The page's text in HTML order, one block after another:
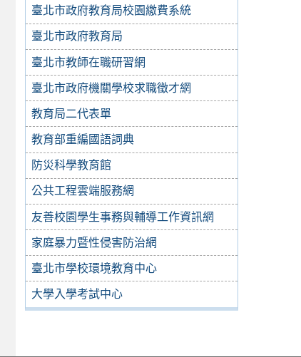
臺北市政府教育局校園繳費系統
臺北市政府教育局
臺北市教師在職研習網
臺北市政府機關學校求職徵才網
教育局二代表單
教育部重編國語詞典
防災科學教育館
公共工程雲端服務網
友善校園學生事務與輔導工作資訊網
家庭暴力暨性侵害防治網
臺北市學校環境教育中心
大學入學考試中心